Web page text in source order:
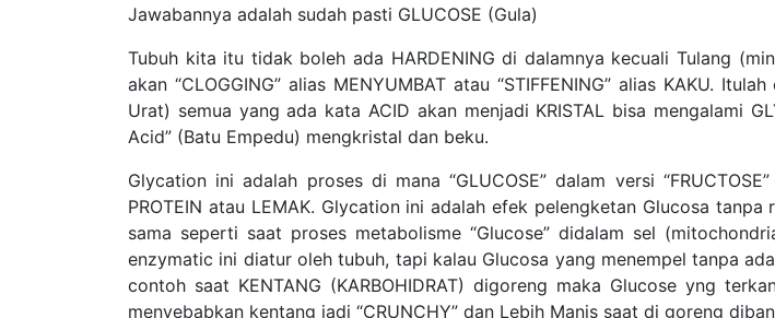
Jawabannya adalah sudah pasti GLUCOSE (Gula)
Tubuh kita itu tidak boleh ada HARDENING di dalamnya kecuali Tulang
akan “CLOGGING” alias MENYUMBAT atau “STIFFENING” alias KAKU.
Urat) semua yang ada kata ACID akan menjadi KRISTAL bisa mengalami
Acid” (Batu Empedu) mengkristal dan beku.
Glycation ini adalah proses di mana “GLUCOSE” dalam versi
PROTEIN atau LEMAK. Glycation ini adalah efek pelengketan Glucosa
sama seperti saat proses metabolisme “Glucose” didalam sel
enzymatic ini diatur oleh tubuh, tapi kalau Glucosa yang menempel tanpa
contoh saat KENTANG (KARBOHIDRAT) digoreng maka Glucose yng
menyebabkan kentang jadi “CRUNCHY” dan Lebih Manis saat di goreng